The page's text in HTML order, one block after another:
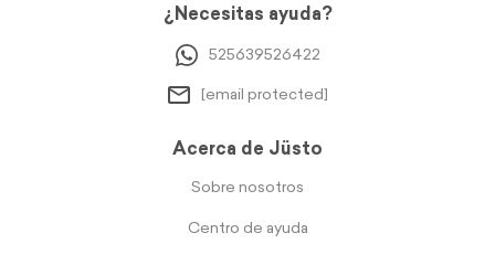
¿Necesitas ayuda?
525639526422
[email protected]
Acerca de Jüsto
Sobre nosotros
Centro de ayuda